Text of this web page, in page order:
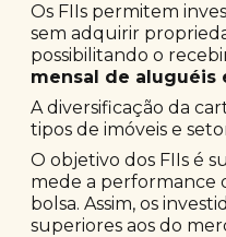
Os FIIs permitem
sem adquirir
possibilitando o
mensal de aluguéis
A diversificação da
tipos de imóveis e
O objetivo dos FIIs é
mede a performance
bolsa. Assim, os
superiores aos do